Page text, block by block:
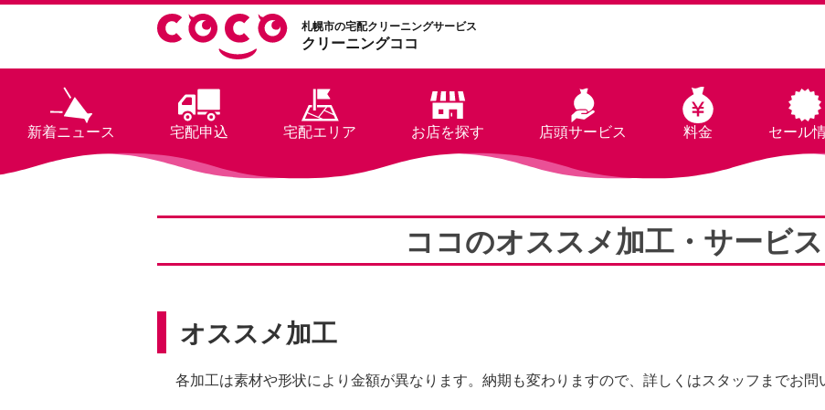
札幌市の宅配クリーニングサービス
クリーニングココ
新着ニュース 宅配申込 宅配エリア お店を探す 店頭サービス 料金 セール
ココのオススメ加工・サービス
オススメ加工
各加工は素材や形状により金額が異なります。納期も変わりますので、詳しくはスタッフまでお問